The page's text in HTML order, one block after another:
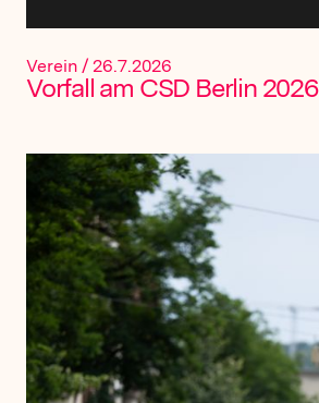
Verein / 26.7.2026
Vorfall am CSD Berlin 2026